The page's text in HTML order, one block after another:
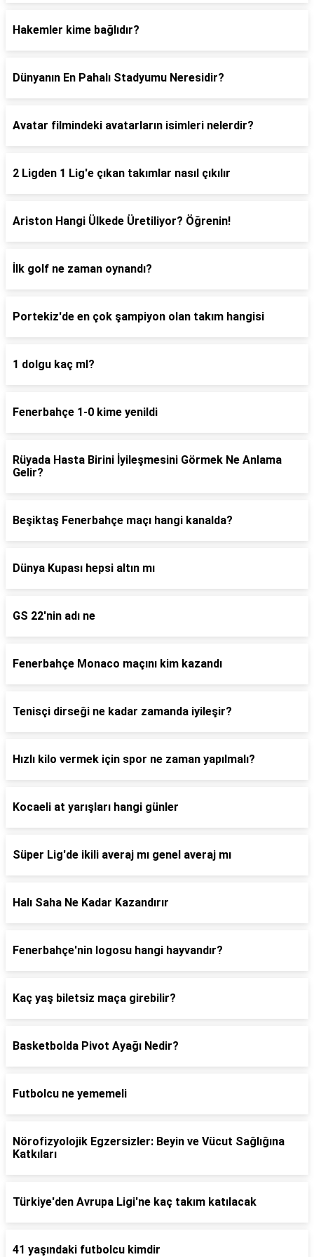
Hakemler kime bağlıdır?
Dünyanın En Pahalı Stadyumu Neresidir?
Avatar filmindeki avatarların isimleri nelerdir?
2 Ligden 1 Lig'e çıkan takımlar nasıl çıkılır
Ariston Hangi Ülkede Üretiliyor? Öğrenin!
İlk golf ne zaman oynandı?
Portekiz'de en çok şampiyon olan takım hangisi
1 dolgu kaç ml?
Fenerbahçe 1-0 kime yenildi
Rüyada Hasta Birini İyileşmesini Görmek Ne Anlama
Gelir?
Beşiktaş Fenerbahçe maçı hangi kanalda?
Dünya Kupası hepsi altın mı
GS 22'nin adı ne
Fenerbahçe Monaco maçını kim kazandı
Tenisçi dirseği ne kadar zamanda iyileşir?
Hızlı kilo vermek için spor ne zaman yapılmalı?
Kocaeli at yarışları hangi günler
Süper Lig'de ikili averaj mı genel averaj mı
Halı Saha Ne Kadar Kazandırır
Fenerbahçe'nin logosu hangi hayvandır?
Kaç yaş biletsiz maça girebilir?
Basketbolda Pivot Ayağı Nedir?
Futbolcu ne yememeli
Nörofizyolojik Egzersizler: Beyin ve Vücut Sağlığına
Katkıları
Türkiye'den Avrupa Ligi'ne kaç takım katılacak
41 yaşındaki futbolcu kimdir